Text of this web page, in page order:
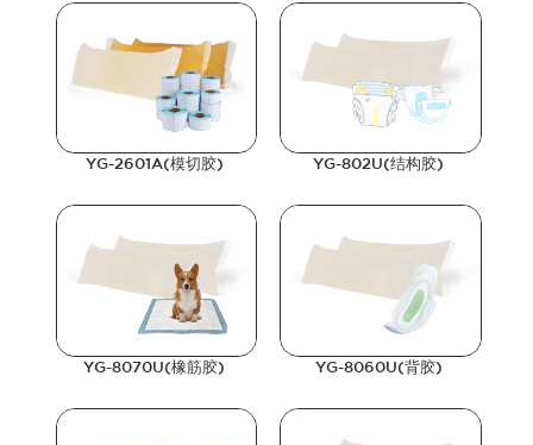
YG-2601A(模切胶) YG-802U(结构胶)
YG-8070U(橡筋胶) YG-8060U(背胶)